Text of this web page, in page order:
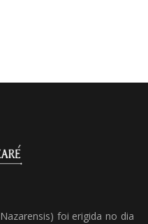
foi erigida no dia